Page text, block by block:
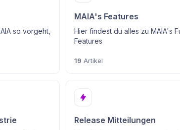
so vorgeht,
MAIA's Features
Hier findest du alles zu MAIA's
Features
19 Artikel
Release Mitteilungen